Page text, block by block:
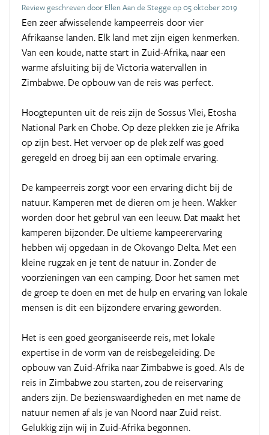
Review geschreven door Ellen Aan de Stegge op 05 oktober 2019
Een zeer afwisselende kampeerreis door vier
Afrikaanse landen. Elk land met zijn eigen kenmerken.
Van een koude, natte start in Zuid-Afrika, naar een
warme afsluiting bij de Victoria watervallen in
Zimbabwe. De opbouw van de reis was perfect.
Hoogtepunten uit de reis zijn de Sossus Vlei, Etosha
National Park en Chobe. Op deze plekken zie je Afrika
op zijn best. Het vervoer op de plek zelf was goed
geregeld en droeg bij aan een optimale ervaring.
De kampeerreis zorgt voor een ervaring dicht bij de
natuur. Kamperen met de dieren om je heen. Wakker
worden door het gebrul van een leeuw. Dat maakt het
kamperen bijzonder. De ultieme kampeerervaring
hebben wij opgedaan in de Okovango Delta. Met een
kleine rugzak en je tent de natuur in. Zonder de
voorzieningen van een camping. Door het samen met
de groep te doen en met de hulp en ervaring van lokale
mensen is dit een bijzondere ervaring geworden.
Het is een goed georganiseerde reis, met lokale
expertise in de vorm van de reisbegeleiding. De
opbouw van Zuid-Afrika naar Zimbabwe is goed. Als de
reis in Zimbabwe zou starten, zou de reiservaring
anders zijn. De bezienswaardigheden en met name de
natuur nemen af als je van Noord naar Zuid reist.
Gelukkig zijn wij in Zuid-Afrika begonnen.